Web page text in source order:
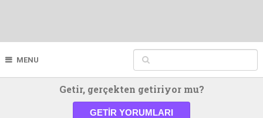
MENU
Getir, gerçekten getiriyor mu?
GETIR YORUMLARI